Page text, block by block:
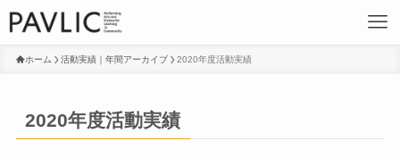
ホーム 活動実績｜年間アーカイブ 2020年度活動実績
2020年度活動実績